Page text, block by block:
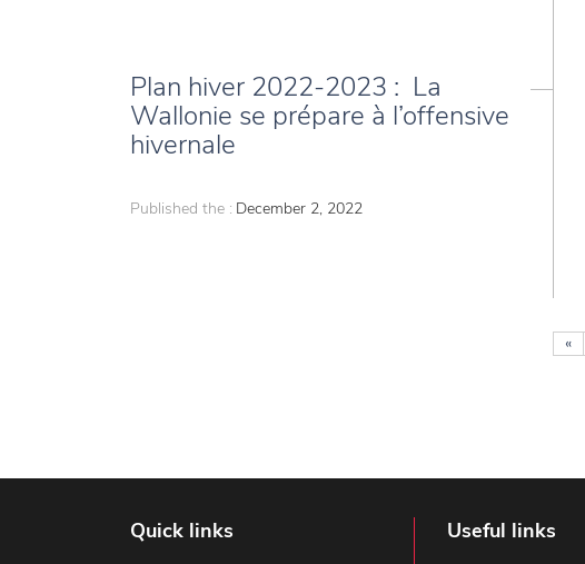
Plan hiver 2022-2023 : La
Wallonie se prépare à l’offensive
hivernale
Published the : December 2, 2022
«
Quick links Useful links